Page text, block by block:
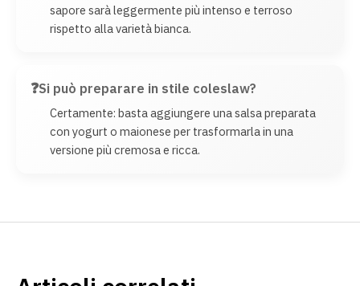
sapore sarà leggermente più intenso e terroso
rispetto alla varietà bianca.
Si può preparare in stile coleslaw?
Certamente: basta aggiungere una salsa preparata
con yogurt o maionese per trasformarla in una
versione più cremosa e ricca.